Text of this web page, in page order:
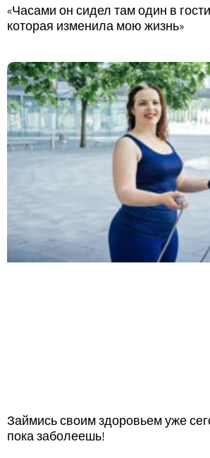
«Часами он сидел там один в
которая изменила мою жизнь»
Займись своим здоровьем уже
пока заболеешь!